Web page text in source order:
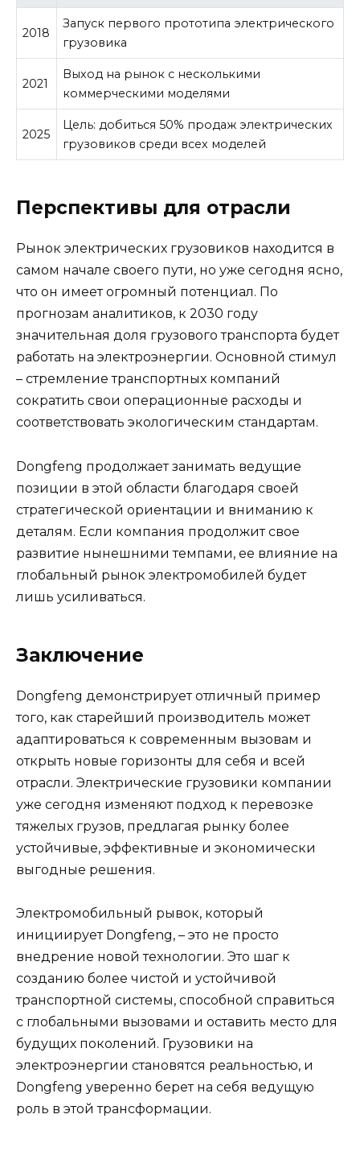
2018
Запуск первого прототипа электрического
грузовика
2021
Выход на рынок с несколькими
коммерческими моделями
2025
Цель: добиться 50% продаж электрических
грузовиков среди всех моделей
Перспективы для отрасли
Рынок электрических грузовиков находится в
самом начале своего пути, но уже сегодня ясно,
что он имеет огромный потенциал. По
прогнозам аналитиков, к 2030 году
значительная доля грузового транспорта будет
работать на электроэнергии. Основной стимул
– стремление транспортных компаний
сократить свои операционные расходы и
соответствовать экологическим стандартам.
Dongfeng продолжает занимать ведущие
позиции в этой области благодаря своей
стратегической ориентации и вниманию к
деталям. Если компания продолжит свое
развитие нынешними темпами, ее влияние на
глобальный рынок электромобилей будет
лишь усиливаться.
Заключение
Dongfeng демонстрирует отличный пример
того, как старейший производитель может
адаптироваться к современным вызовам и
открыть новые горизонты для себя и всей
отрасли. Электрические грузовики компании
уже сегодня изменяют подход к перевозке
тяжелых грузов, предлагая рынку более
устойчивые, эффективные и экономически
выгодные решения.
Электромобильный рывок, который
инициирует Dongfeng, – это не просто
внедрение новой технологии. Это шаг к
созданию более чистой и устойчивой
транспортной системы, способной справиться
с глобальными вызовами и оставить место для
будущих поколений. Грузовики на
электроэнергии становятся реальностью, и
Dongfeng уверенно берет на себя ведущую
роль в этой трансформации.